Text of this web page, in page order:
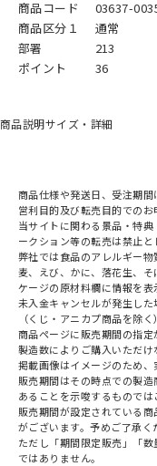
商品コード
03637-
商品区分１
通常
部署
213
ポイント
36
商品説明サイズ・詳細
商品仕様や発送日、受注期間
営利目的及び転売目的でのお
当サイトに関わる景品・特
ークション等の転売は禁止と
弊社では食品のアレルギー
麦、えび、かに、落花生、
ケージの原材料欄に情報を表
未入金キャンセルが発生した
（くじ・アニカプ商品を除く）
商品ページに販売期間の指
製造数によりご購入いただけ
掲載画像はイメージのため、
販売期間はその時点での製
あることを示唆するものでは
販売期間が設定されている
がございます。予めご了承く
ただし「期間限定販売」「
ではありません。